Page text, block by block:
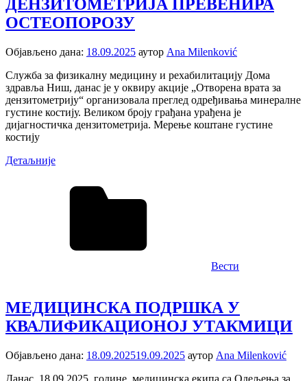
ДЕНЗИТОМЕТРИЈА ПРЕВЕНИРА
ОСТЕОПОРОЗУ
Објављено дана: 18.09.2025 аутор Ana Milenković
Служба за физикалну медицину и рехабилитацију Дома
здравља Ниш, данас је у оквиру акције „Отворена врата за
дензитометрију“ организовала преглед одређивања минералне
густине костију. Великом броју грађана урађена је
дијагностичка дензитометрија. Мерење коштане густине
костију
Детаљније
Вести
МЕДИЦИНСКА ПОДРШКА У
КВАЛИФИКАЦИОНОЈ УТАКМИЦИ
Објављено дана: 18.09.202519.09.2025 аутор Ana Milenković
Данас, 18.09.2025. године, медицинска екипа са Одељења за